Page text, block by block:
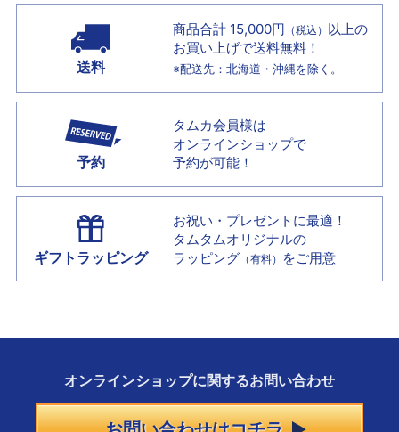
送料
商品合計 15,000円 （税込） 以上の
お買い上げで送料無料！
※配送先：北海道・沖縄を除く。
予約
タムカ会員様は
オンラインショップで
予約が可能！
ギフトラッピング
お祝い・プレゼントに最適！
タムタムオリジナルの
ラッピング （有料） をご用意
オンラインショップに関するお問い合わせ